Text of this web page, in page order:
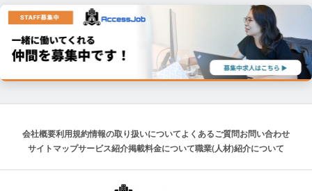
会社概要利用規約情報の取り扱いについてよくあるご質問お問い合わせ
サイトマップサービス紹介掲載料金について職業(人材)紹介について